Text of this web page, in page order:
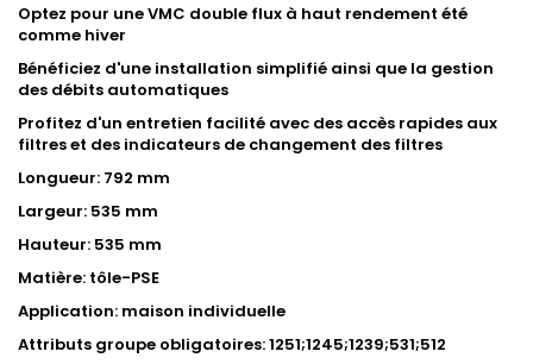
Optez pour une VMC double flux à haut rendement été
comme hiver
Bénéficiez d'une installation simplifié ainsi que la gestion
des débits automatiques
Profitez d'un entretien facilité avec des accès rapides aux
filtres et des indicateurs de changement des filtres
Longueur: 792 mm
Largeur: 535 mm
Hauteur: 535 mm
Matière: tôle-PSE
Application: maison individuelle
Attributs groupe obligatoires: 1251;1245;1239;531;512